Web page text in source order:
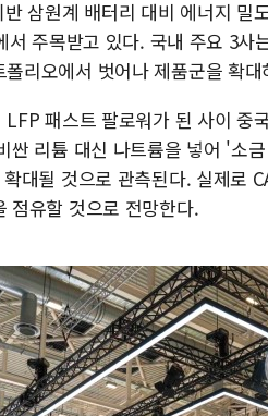
반 삼원계 배터리 대비 에너지
서 주목받고 있다. 국내 주요 3
리오에서 벗어나 제품군을 확
패스트 팔로워가 된 사이
싼 리튬 대신 나트륨을 넣어 '소
대될 것으로 관측된다. 실제로
점유할 것으로 전망한다.